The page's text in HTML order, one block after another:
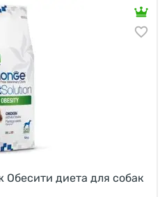
диета для собак